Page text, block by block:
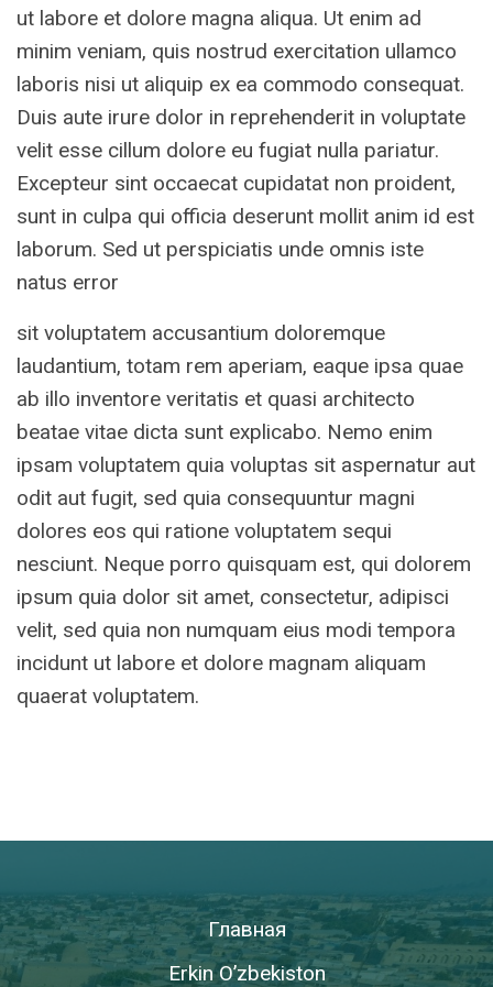
ut labore et dolore magna aliqua. Ut enim ad
minim veniam, quis nostrud exercitation ullamco
laboris nisi ut aliquip ex ea commodo consequat.
Duis aute irure dolor in reprehenderit in voluptate
velit esse cillum dolore eu fugiat nulla pariatur.
Excepteur sint occaecat cupidatat non proident,
sunt in culpa qui officia deserunt mollit anim id est
laborum. Sed ut perspiciatis unde omnis iste
natus error
sit voluptatem accusantium doloremque
laudantium, totam rem aperiam, eaque ipsa quae
ab illo inventore veritatis et quasi architecto
beatae vitae dicta sunt explicabo. Nemo enim
ipsam voluptatem quia voluptas sit aspernatur aut
odit aut fugit, sed quia consequuntur magni
dolores eos qui ratione voluptatem sequi
nesciunt. Neque porro quisquam est, qui dolorem
ipsum quia dolor sit amet, consectetur, adipisci
velit, sed quia non numquam eius modi tempora
incidunt ut labore et dolore magnam aliquam
quaerat voluptatem.
Главная
Erkin O’zbekiston